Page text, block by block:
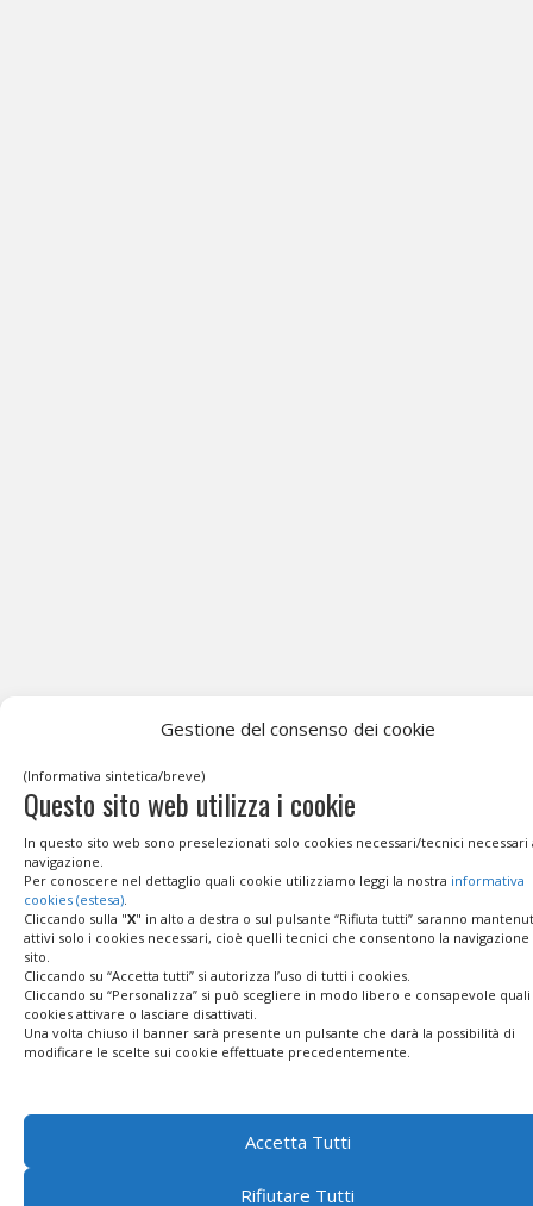
Gestione del consenso dei cookie
(Informativa sintetica/breve)
Questo sito web utilizza i cookie
In questo sito web sono preselezionati solo cookies necessari/tecnici necessari
navigazione.
Per conoscere nel dettaglio quali cookie utilizziamo leggi la nostra informativa
cookies (estesa).
Cliccando sulla "X" in alto a destra o sul pulsante “Rifiuta tutti” saranno
attivi solo i cookies necessari, cioè quelli tecnici che consentono la navigazione
sito.
Cliccando su “Accetta tutti” si autorizza l’uso di tutti i cookies.
Cliccando su “Personalizza” si può scegliere in modo libero e consapevole quali
cookies attivare o lasciare disattivati.
Una volta chiuso il banner sarà presente un pulsante che darà la possibilità di
modificare le scelte sui cookie effettuate precedentemente.
Accetta Tutti
Rifiutare Tutti